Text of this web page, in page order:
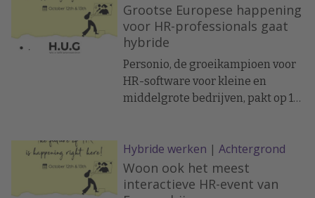
belang van de Benelux-regio voor
Personio. Diverse Benelux-
bedrijven maken al gebruik van
Personio, waaronder SkyTeam,
GoSpooky, SkinVision en Lepaya.
Het Benelux-kantoor staat onder
leiding van Lars Boom, Country
München al een Nederlands team
had samengesteld en dit team
gaat uitbreiden.
Grootse Europese happening
voor HR-professionals gaat
hybride
Personio, de groeikampioen voor
HR-software voor kleine en
middelgrote bedrijven, pakt op 12
H.U.G. event. Deze 'High-Impact
Unconventional Gathering’ voor
HR-professionals vindt tegelijk
Hybride werken | Achtergrond
Woon ook het meest
interactieve HR-event van